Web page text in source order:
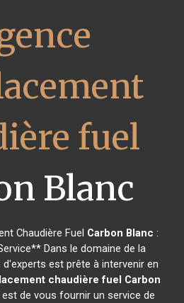
fuel
Blanc
Chaudière Fuel Carbon Blanc :
Dans le domaine de la
est prête à intervenir en
chaudière fuel Carbon
de vous fournir un service de